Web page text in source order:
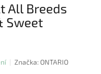
All Breeds
Sweet
Značka: ONTARIO